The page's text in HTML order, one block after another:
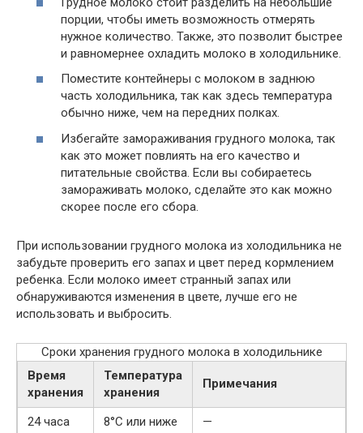
порции, чтобы иметь возможность отмерять
нужное количество. Также, это позволит быстрее
и равномернее охладить молоко в холодильнике.
Поместите контейнеры с молоком в заднюю
часть холодильника, так как здесь температура
обычно ниже, чем на передних полках.
Избегайте замораживания грудного молока, так
как это может повлиять на его качество и
питательные свойства. Если вы собираетесь
замораживать молоко, сделайте это как можно
скорее после его сбора.
При использовании грудного молока из холодильника не
забудьте проверить его запах и цвет перед кормлением
ребенка. Если молоко имеет странный запах или
обнаруживаются изменения в цвете, лучше его не
использовать и выбросить.
Сроки хранения грудного молока в холодильнике
Время
хранения
Температура
хранения
Примечания
24 часа 8°C или ниже —